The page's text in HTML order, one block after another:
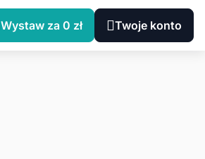
Wystaw za 0 zł Twoje konto